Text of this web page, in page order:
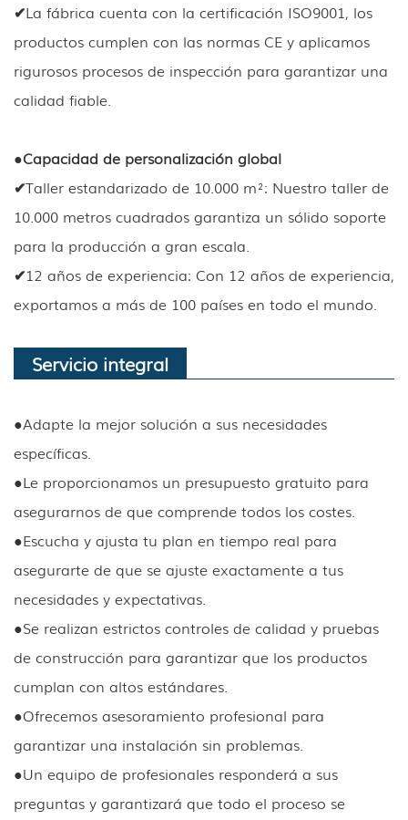
✔La fábrica cuenta con la certificación ISO9001, los
productos cumplen con las normas CE y aplicamos
rigurosos procesos de inspección para garantizar una
calidad fiable.
●Capacidad de personalización global
✔Taller estandarizado de 10.000 m²: Nuestro taller de
10.000 metros cuadrados garantiza un sólido soporte
para la producción a gran escala.
✔12 años de experiencia: Con 12 años de experiencia,
exportamos a más de 100 países en todo el mundo.
Servicio integral
●Adapte la mejor solución a sus necesidades
específicas.
●Le proporcionamos un presupuesto gratuito para
asegurarnos de que comprende todos los costes.
●Escucha y ajusta tu plan en tiempo real para
asegurarte de que se ajuste exactamente a tus
necesidades y expectativas.
●Se realizan estrictos controles de calidad y pruebas
de construcción para garantizar que los productos
cumplan con altos estándares.
●Ofrecemos asesoramiento profesional para
garantizar una instalación sin problemas.
●Un equipo de profesionales responderá a sus
preguntas y garantizará que todo el proceso se